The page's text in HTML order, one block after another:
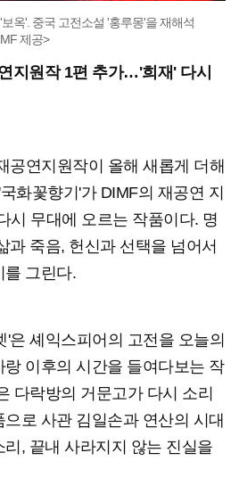
옥'. 중국 고전소설 '홍루몽'을 재해석
제공>
지원작 1편 추가…'희재' 다시
공연지원작이 올해 새롭게 더해
화꽃향기'가 DIMF의 재공연 지
시 무대에 오르는 작품이다. 명
과 죽음, 헌신과 선택을 넘어서
를 그린다.
'은 셰익스피어의 고전을 오늘의
이후의 시간을 들여다보는 작
다락방의 거문고가 다시 소리
로 사관 김일손과 연산의 시대
, 끝내 사라지지 않는 진실을